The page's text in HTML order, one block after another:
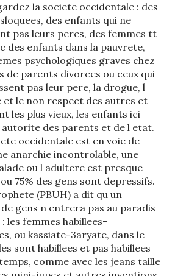
la societe occidentale : des
des enfants qui ne
pas leurs peres, des femmes tt
des enfants dans la pauvrete,
psychologiques graves chez
de parents divorces ou ceux qui
pas leur pere, la drogue, l
et le non respect des autres et
les plus vieux, les enfants ici
des parents et de l etat.
occidentale est en voie de
anarchie incontrolable, une
ou l adultere est presque
75% des gens sont depressifs.
(PBUH) a dit qu un
gens n entrera pas au paradis
les femmes habillees-
ou kassiate-3aryate, dans le
sont habillees et pas habillees
comme avec les jeans taille